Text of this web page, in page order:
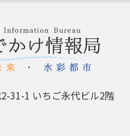
31-1 いちご永代ビル2階